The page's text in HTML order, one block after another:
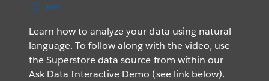
MP4
Learn how to analyze your data using natural
language. To follow along with the video, use
the Superstore data source from within our
Ask Data Interactive Demo (see link below).